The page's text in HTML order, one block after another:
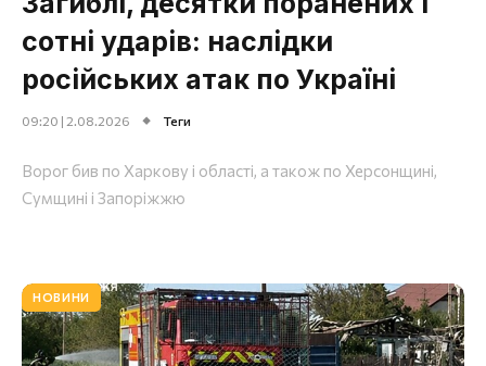
сотні ударів: наслідки
російських атак по Україні
09:20 | 2.08.2026 Теги
Ворог бив по Харкову і області, а також по Херсонщині,
Сумщині і Запоріжжю
НОВИНИ